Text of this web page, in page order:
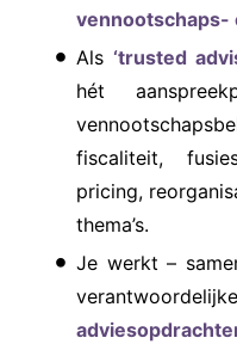
vennootschaps-
Als ‘trusted
hét
fiscaliteit,
pricing,
thema’s.
Je werkt –